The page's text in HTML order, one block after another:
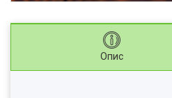
Опис